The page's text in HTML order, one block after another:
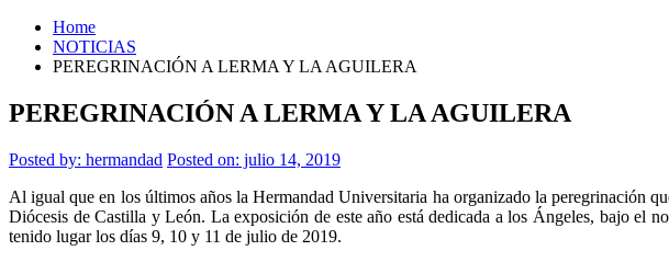
Home
NOTICIAS
PEREGRINACIÓN A LERMA Y LA AGUILERA
PEREGRINACIÓN A LERMA Y LA AGUILERA
Posted by: hermandad Posted on: julio 14, 2019
Al igual que en los últimos años la Hermandad Universitaria ha organizado la peregrinación
Diócesis de Castilla y León. La exposición de este año está dedicada a los Ángeles, bajo el
tenido lugar los días 9, 10 y 11 de julio de 2019.